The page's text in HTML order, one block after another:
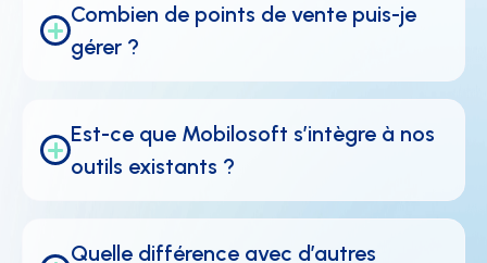
Combien de points de vente puis-je
gérer ?
Est-ce que Mobilosoft s’intègre à nos
outils existants ?
Quelle différence avec d’autres